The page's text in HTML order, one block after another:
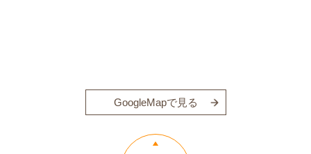
GoogleMapで見る